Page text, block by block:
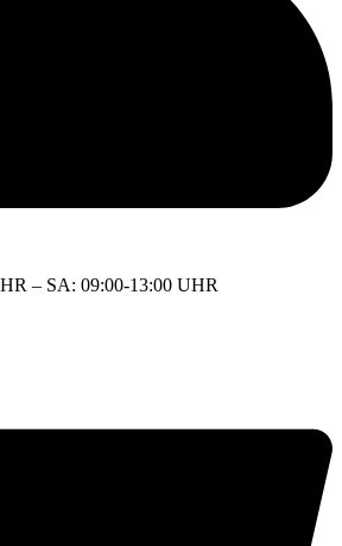
– SA: 09:00-13:00 UHR